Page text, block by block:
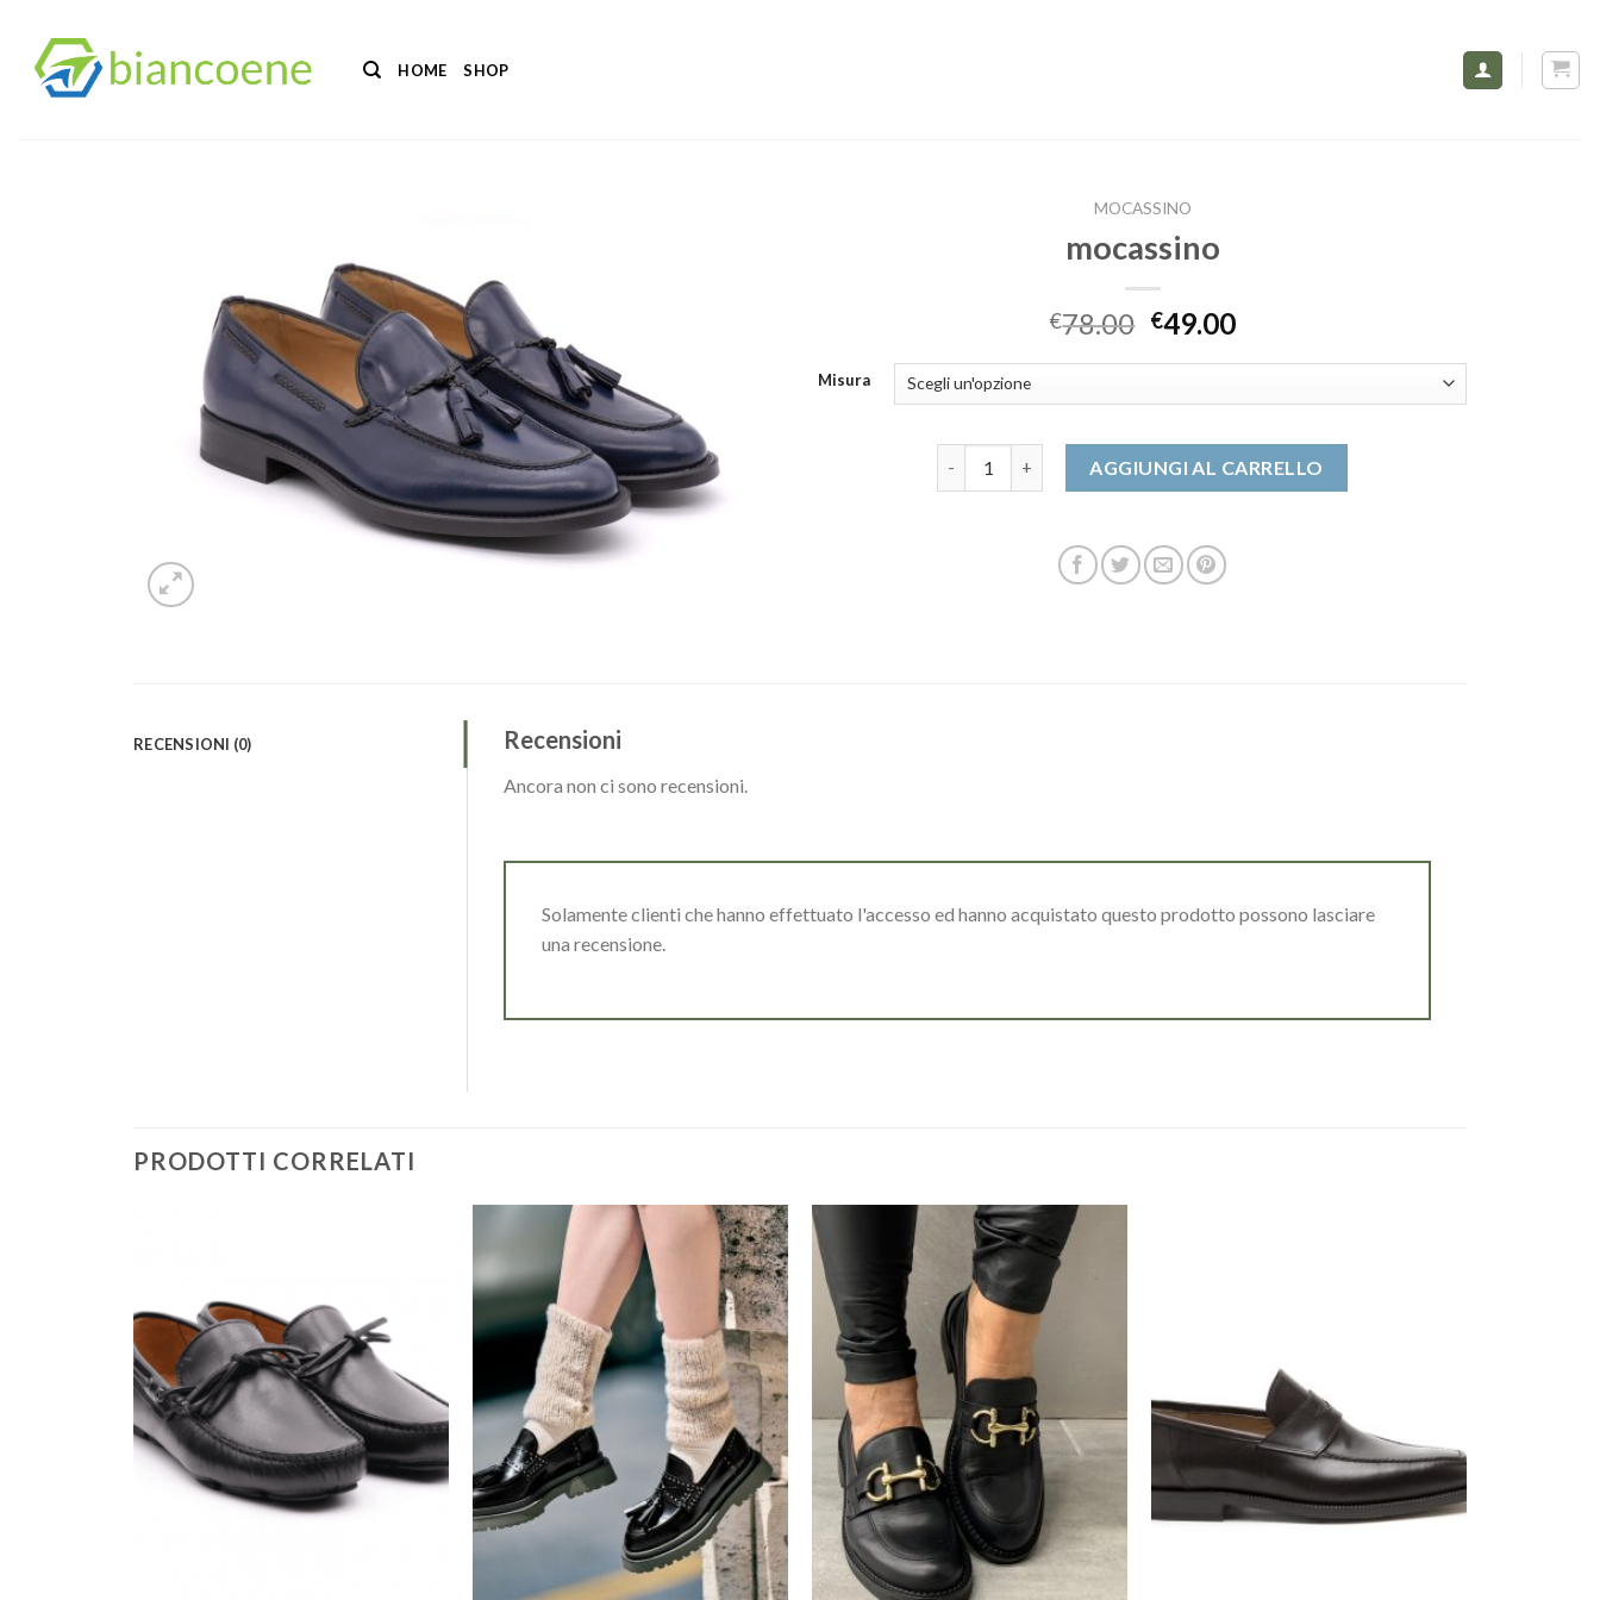
contenuti
HOME SHOP
MOCASSINO
mocassino
€78.00 €49.00
Misura
AGGIUNGI AL CARRELLO
RECENSIONI (0) Recensioni
Ancora non ci sono recensioni.
Solamente clienti che hanno effettuato l'accesso ed hanno acquistato questo prodotto possono lasciare
una recensione.
PRODOTTI CORRELATI